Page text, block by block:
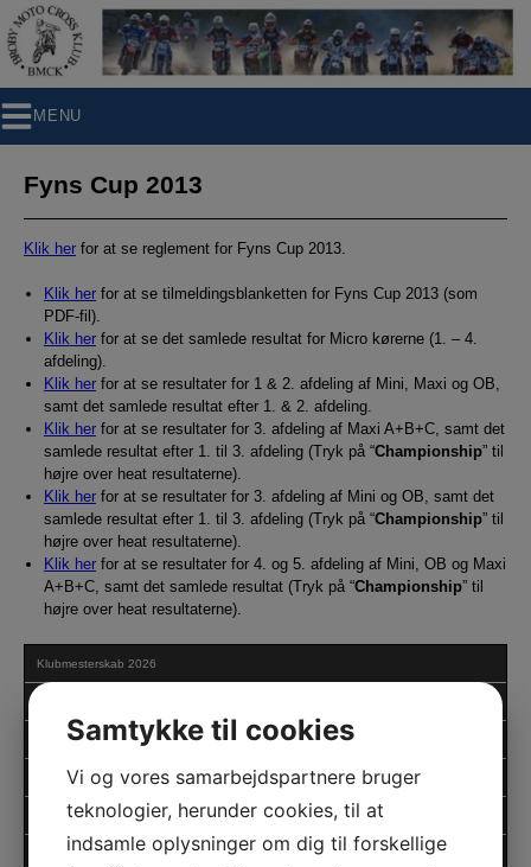
Hop
til
indholdet
MENU
Fyns Cup 2013
Klik her for at se reglement for Fyns Cup 2013.
Klik herfor at se tilmeldingsblanketten for Fyns Cup 2013 (som
PDF-fil).
Klik herfor at se det samlede resultat for Micro kørerne (1. – 4.
afdeling).
Klik herfor at se resultater for 1 & 2. afdeling af Mini, Maxi og OB,
samt det samlede resultat efter 1. & 2. afdeling.
Klik herfor at se resultater for 3. afdeling af Maxi A+B+C, samt det
samlede resultat efter 1. til 3. afdeling (Tryk på “Championship” til
højre over heat resultaterne).
Klik herfor at se resultater for 3. afdeling af Mini og OB, samt det
samlede resultat efter 1. til 3. afdeling (Tryk på “Championship” til
højre over heat resultaterne).
Klik herfor at se resultater for 4. og 5. afdeling af Mini, OB og Maxi
A+B+C, samt det samlede resultat (Tryk på “Championship” til
højre over heat resultaterne).
Klubmesterskab 2026
Klubmesterskab 2025
Fyns Cup 2025
Klubmesterskab 2024
Fyns Cup 2024
Samtykke til cookies
Vi og vores samarbejdspartnere bruger
teknologier, herunder cookies, til at
indsamle oplysninger om dig til forskellige